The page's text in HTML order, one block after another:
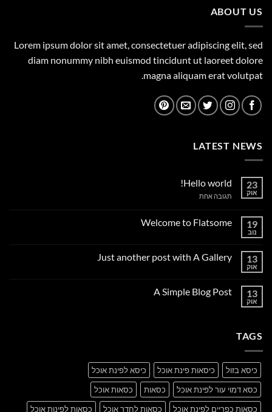
ABOUT US
Lorem ipsum dolor sit amet, consectetuer adipiscing elit, sed
diam nonummy nibh euismod tincidunt ut laoreet dolore
magna aliquam erat volutpat.
LATEST NEWS
23
אוק
Hello world!
תגובה אחתעל
19
נוב
Welcome to Flatsome
Welcome
13
אוק
Just another post with A Gallery
Just
13
אוק
A Simple Blog Post
TAGS
כיסא בזול כיסאות פינת אוכל
כיסא לפינת אוכל
כסא דמוי עור לפינת אוכל
כסאות
כסאות אוכל
כסאות כפריים לפינת אוכל
כסאות לחדר אוכל
כסאות לפינות אוכל